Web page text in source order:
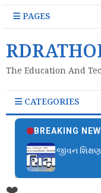
PAGES
The Education And
CATEGORIES
BREAKING
જીવન